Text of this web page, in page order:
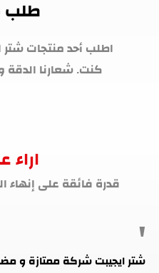
طلب
اطلب أحد منتجات شتر
كنت. شعارنا الدقة
اراء
قدرة فائقة على إنهاء